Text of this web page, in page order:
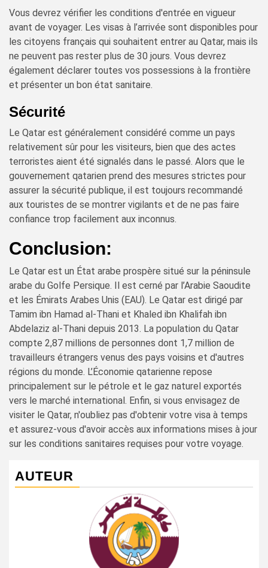
Vous devrez vérifier les conditions d'entrée en vigueur
avant de voyager. Les visas à l’arrivée sont disponibles pour
les citoyens français qui souhaitent entrer au Qatar, mais ils
ne peuvent pas rester plus de 30 jours. Vous devrez
également déclarer toutes vos possessions à la frontière
et présenter un bon état sanitaire.
Sécurité
Le Qatar est généralement considéré comme un pays
relativement sûr pour les visiteurs, bien que des actes
terroristes aient été signalés dans le passé. Alors que le
gouvernement qatarien prend des mesures strictes pour
assurer la sécurité publique, il est toujours recommandé
aux touristes de se montrer vigilants et de ne pas faire
confiance trop facilement aux inconnus.
Conclusion:
Le Qatar est un État arabe prospère situé sur la péninsule
arabe du Golfe Persique. Il est cerné par l’Arabie Saoudite
et les Émirats Arabes Unis (EAU). Le Qatar est dirigé par
Tamim ibn Hamad al-Thani et Khaled ibn Khalifah ibn
Abdelaziz al-Thani depuis 2013. La population du Qatar
compte 2,87 millions de personnes dont 1,7 million de
travailleurs étrangers venus des pays voisins et d'autres
régions du monde. L’Économie qatarienne repose
principalement sur le pétrole et le gaz naturel exportés
vers le marché international. Enfin, si vous envisagez de
visiter le Qatar, n'oubliez pas d'obtenir votre visa à temps
et assurez-vous d'avoir accès aux informations mises à jour
sur les conditions sanitaires requises pour votre voyage.
AUTEUR